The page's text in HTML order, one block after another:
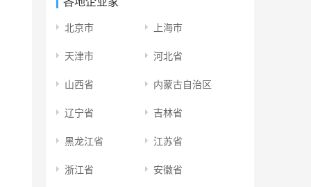
北京市 上海市
天津市 河北省
山西省 内蒙古自治区
辽宁省 吉林省
黑龙江省 江苏省
浙江省 安徽省